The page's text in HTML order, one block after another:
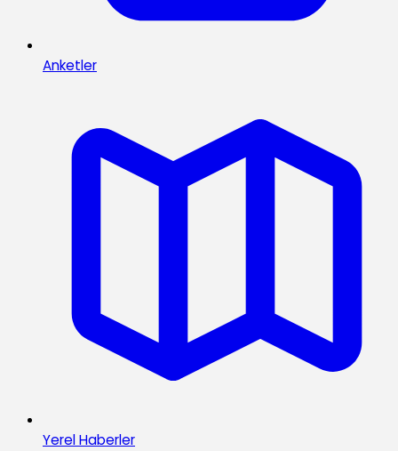
Anketler
Yerel Haberler